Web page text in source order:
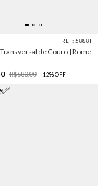
REF: 5888F
de Couro | Rome
R$680,00 -12%OFF